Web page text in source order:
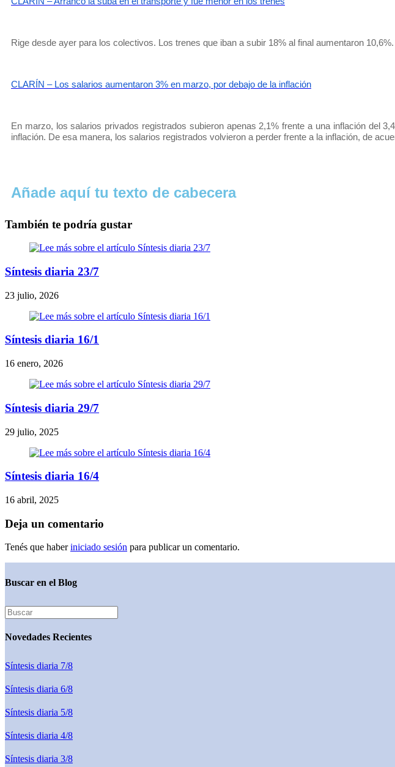
Rige desde ayer para los colectivos. Los trenes que iban a subir 18% al final aumentaron
CLARÍN – Los salarios aumentaron 3% en marzo, por debajo de la inflación
En marzo, los salarios privados registrados subieron apenas 2,1% frente a una inflación del
inflación. De esa manera, los salarios registrados volvieron a perder frente a la inflación, de
Añade aquí tu texto de cabecera
También te podría gustar
Síntesis diaria 23/7
23 julio, 2026
Síntesis diaria 16/1
16 enero, 2026
Síntesis diaria 29/7
29 julio, 2025
Síntesis diaria 16/4
16 abril, 2025
Deja un comentario
Tenés que haberiniciado sesión para publicar un comentario.
Buscar en el Blog
Novedades Recientes
Síntesis diaria 7/8
Síntesis diaria 6/8
Síntesis diaria 5/8
Síntesis diaria 4/8
Síntesis diaria 3/8